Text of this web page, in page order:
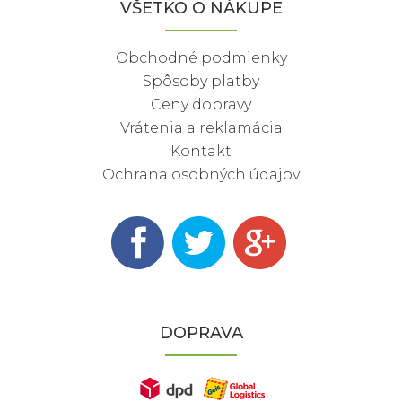
VŠETKO O NÁKUPE
Obchodné podmienky
Spôsoby platby
Ceny dopravy
Vrátenia a reklamácia
Kontakt
Ochrana osobných údajov
DOPRAVA